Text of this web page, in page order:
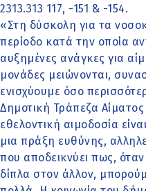
2313.313 117, -151 & -154.
«Στη δύσκολη για τα
περίοδο κατά την οποία
αυξημένες ανάγκες για
μονάδες μειώνονται,
ενισχύουμε όσο
Δημοτική Τράπεζα
εθελοντική αιμοδοσία
μια πράξη ευθύνης,
που αποδεικνύει πως,
δίπλα στον άλλον,